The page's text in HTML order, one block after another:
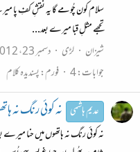
سلام کون چُومے گا یہ نقشِ کفِ پا
تجھے مثلِ قبا میرے بعد...
شیزان
لڑی دسمبر 23، 2012
جوابات: 4 فورم:پسندیدہ کلام
عدیم ہاشمی نہ کوئی رنگ نہ
نہ کوئی رنگ نہ ہاتھوں میں حنا